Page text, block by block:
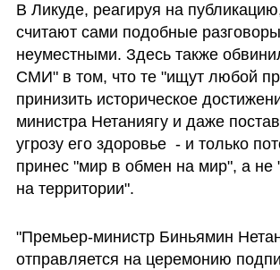
В Ликуде, реагируя на
считают сами подобные разговоры
неуместными. Здесь также
СМИ" в том, что те "ищут любой
принизить историческое
министра Нетаниягу и даже
угрозу его здоровье  - и только
принес "мир в обмен на мир", а не
на территории".
"Премьер-министр Биньямин
отправляется на церемонию